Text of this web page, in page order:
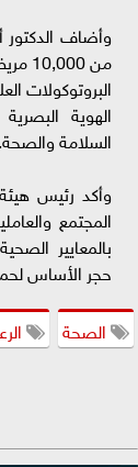
وأضاف الدكتور
البروتوكولات
الهوية
السلامة
وأكد رئيس
المجتمع
بالمعايير
حجر الأساس
الصحة